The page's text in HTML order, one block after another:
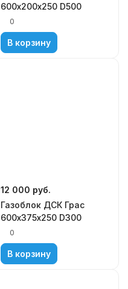
600х200х250 D500
0
В корзину
12 000 руб.
Газоблок ДСК Грас
600х375х250 D300
0
В корзину